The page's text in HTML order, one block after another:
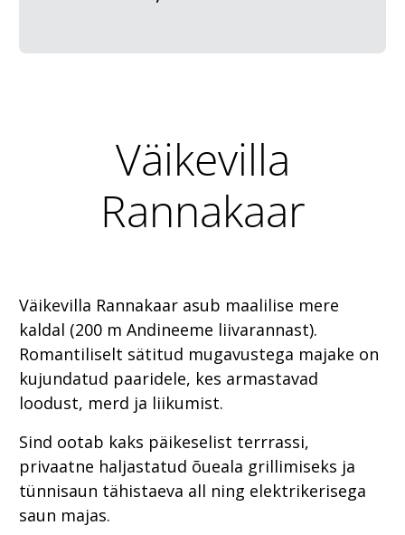
Väikevilla
Rannakaar
Väikevilla Rannakaar asub maalilise mere
kaldal (200 m Andineeme liivarannast).
Romantiliselt sätitud mugavustega majake on
kujundatud paaridele, kes armastavad
loodust, merd ja liikumist.
Sind ootab kaks päikeselist terrrassi,
privaatne haljastatud õueala grillimiseks ja
tünnisaun tähistaeva all ning elektrikerisega
saun majas.